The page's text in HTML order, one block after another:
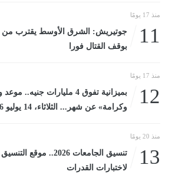
منذ 17 يومًا
11
جوتيريش: الشرق الأوسط يقترب من
بوقف القتال فورا
منذ 17 يومًا
12
بميزانية تفوق 4 مليارات
وكرامة» عن شهر... الثلاثاء، 14 يوليو 2026 10:46 صـ
منذ 20 يومًا
13
تنسيق الجامعات 2026..
لاختبارات القدرات